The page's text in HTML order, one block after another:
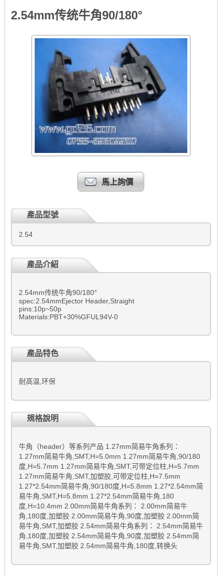
2.54mm传统牛角90/180°
馬上詢價
產品型號
2.54
產品介紹
2.54mm传统牛角90/180°
spec:2.54mmEjector Header,Straight
pins:10p~50p
Materials:PBT+30%GFUL94V-0
產品特色
耐高温,环保
規格說明
牛角（header）等系列产品 1.27mm简易牛角系列：
1.27mm简易牛角,SMT,H=5.0mm 1.27mm简易牛角,90/180
度,H=5.7mm 1.27mm简易牛角,SMT,可带定位柱,H=5.7mm
1.27mm简易牛角,SMT,加塑胶,可带定位柱,H=7.5mm
1.27*2.54mm简易牛角,90/180度,H=5.8mm 1.27*2.54mm简
易牛角,SMT,H=5.8mm 1.27*2.54mm简易牛角,180
度,H=10.4mm 2.00mm简易牛角系列： 2.00mm简易牛
角,180度,加塑胶 2.00mm简易牛角,90度,加塑胶 2.00mm简
易牛角,SMT,加塑胶 2.54mm简易牛角系列： 2.54mm简易牛
角,180度,加塑胶 2.54mm简易牛角,90度,加塑胶 2.54mm简
易牛角,SMT,加塑胶 2.54mm简易牛角,180度,转换头